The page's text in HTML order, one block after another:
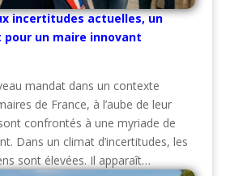
incertitudes actuelles, un
pour un maire innovant
mandat dans un contexte
de France, à l’aube de leur
confrontés à une myriade de
Dans un climat d’incertitudes, les
sont élevées. Il apparaît…